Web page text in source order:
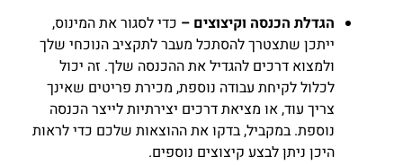
הגדלת הכנסה וקיצוצים – כדי לסגור את המינוס,
ייתכן שתצטרך להסתכל מעבר לתקציב הנוכחי שלך
ולמצוא דרכים להגדיל את ההכנסה שלך. זה יכול
לכלול לקיחת עבודה נוספת, מכירת פריטים שאינך
צריך עוד, או מציאת דרכים יצירתיות לייצר הכנסה
נוספת. במקביל, בדקו את ההוצאות שלכם כדי לראות
היכן ניתן לבצע קיצוצים נוספים.